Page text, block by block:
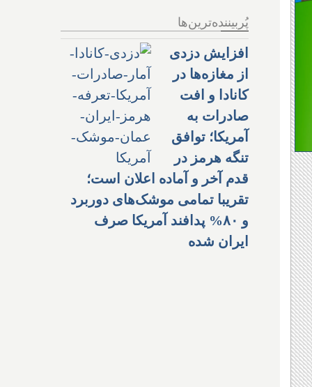
پُربیننده‌ترین‌ها
افزایش دزدی
از مغازه‌ها در
کانادا و افت
صادرات به
آمریکا؛ توافق
تنگه هرمز در
قدم آخر و آماده اعلان است؛
تقریبا تمامی موشک‌های دوربرد
و ۸۰% پدافند آمریکا صرف
ایران شده